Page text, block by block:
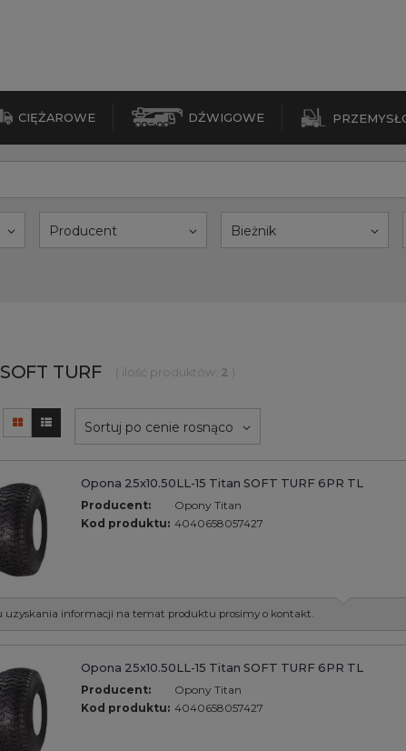
CIĘŻAROWE DŹWIGOWE
Producent Bieżnik
TURF ( ilość produktów: 2 )
Sortuj po cenie rosnąco
Opona 25x10.50LL-15 Titan SOFT TURF 6PR TL
Producent:
Opony Titan
Kod produktu: 4040658057427
uzyskania informacji na temat produktu prosimy o kontakt.
Opona 25x10.50LL-15 Titan SOFT TURF 6PR TL
Producent:
Opony Titan
Kod produktu: 4040658057427